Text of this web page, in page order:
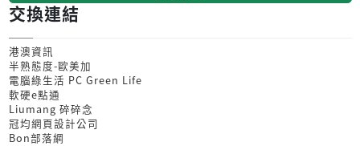
交換連結
港澳資訊
半熟態度-歐美加
電腦綠生活 PC Green Life
軟硬e點通
Liumang 碎碎念
冠均網頁設計公司
Bon部落網